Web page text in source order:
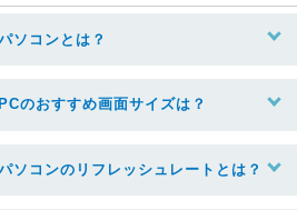
ソコンとは？
のおすすめ画面サイズは？
ソコンのリフレッシュレートとは？